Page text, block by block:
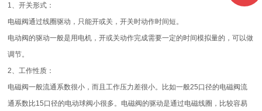
1、开关形式：
电磁阀通过线圈驱动，只能开或关，开关时动作时间短。
电动阀的驱动一般是用电机，开或关动作完成需要一定的时间模拟量的，可以做
调节。
2、工作性质：
电磁阀一般流通系数很小，而且工作压力差很小。比如一般25口径的电磁阀流
通系数比15口径的电动球阀小很多。电磁阀的驱动是通过电磁线圈，比较容易